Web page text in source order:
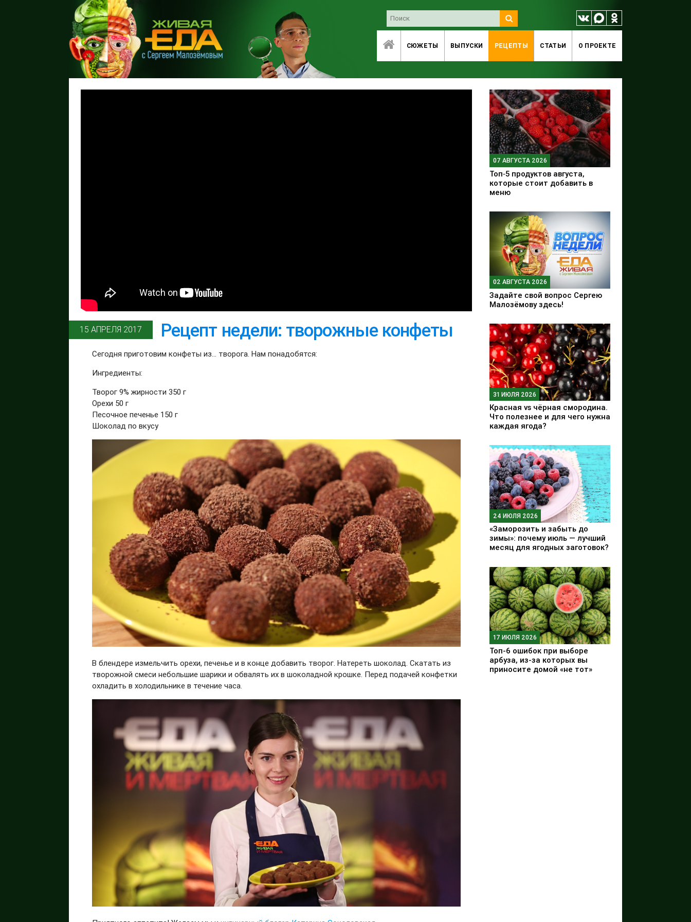
СЮЖЕТЫ ВЫПУСКИ РЕЦЕПТЫ СТАТЬИ O ПРОЕКТЕ
15 АПРЕЛЯ 2017 Рецепт недели: творожные конфеты
Сегодня приготовим конфеты из... творога. Нам понадобятся:
Ингредиенты:
Творог 9% жирности 350 г
Орехи 50 г
Песочное печенье 150 г
Шоколад по вкусу
В блендере измельчить орехи, печенье и в конце добавить творог. Натереть шоколад. Скатать из
творожной смеси небольшие шарики и обвалять их в шоколадной крошке. Перед подачей конфетки
охладить в холодильнике в течение часа.
07 АВГУСТА 2026
Топ‑5 продуктов августа,
которые стоит добавить в
меню
02 АВГУСТА 2026
Задайте свой вопрос Сергею
Малозёмову здесь!
31 ИЮЛЯ 2026
Красная vs чёрная смородина.
Что полезнее и для чего нужна
каждая ягода?
24 ИЮЛЯ 2026
«Заморозить и забыть до
зимы»: почему июль — лучший
месяц для ягодных заготовок?
17 ИЮЛЯ 2026
Топ-6 ошибок при выборе
арбуза, из-за которых вы
приносите домой «не тот»